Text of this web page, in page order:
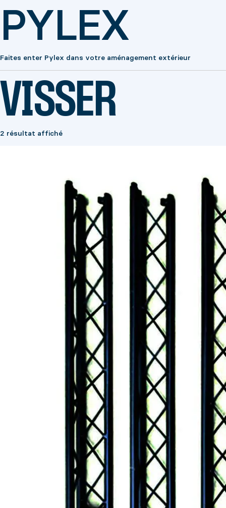
PYLEX
Faites enter Pylex dans votre aménagement extérieur
VISSER
2 résultat affiché